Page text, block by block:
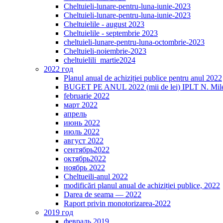
Cheltuieli-lunare-pentru-luna-iunie-2023
Cheltuieli-lunare-pentru-luna-iunie-2023
Cheltuielile - august 2023
Cheltuielile - septembrie 2023
cheltuieli-lunare-pentru-luna-octombrie-2023
Cheltuieli-noiembrie-2023
cheltuielili_martie2024
2022 год
Planul anual de achiziției publice pentru anul 2022
BUGET PE ANUL 2022 (mii de lei) IPLT N.
februarie 2022
март 2022
апрель
июнь 2022
июль 2022
август 2022
сентябрь2022
октябрь2022
ноябрь 2022
Cheltueili-anul 2022
modificări planul anual de achiziției publice, 2022
Darea de seama — 2022
Raport privin monotorizarea-2022
2019 год
февраль 2019